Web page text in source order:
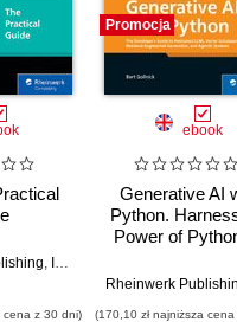
Dr. Roland Schwaiger
Inc
cena z 30 dni)
Promocja
ebook
Generative AI
Python.
Power of
AI Models
Rheinwerk
(170,10 zł najniższa